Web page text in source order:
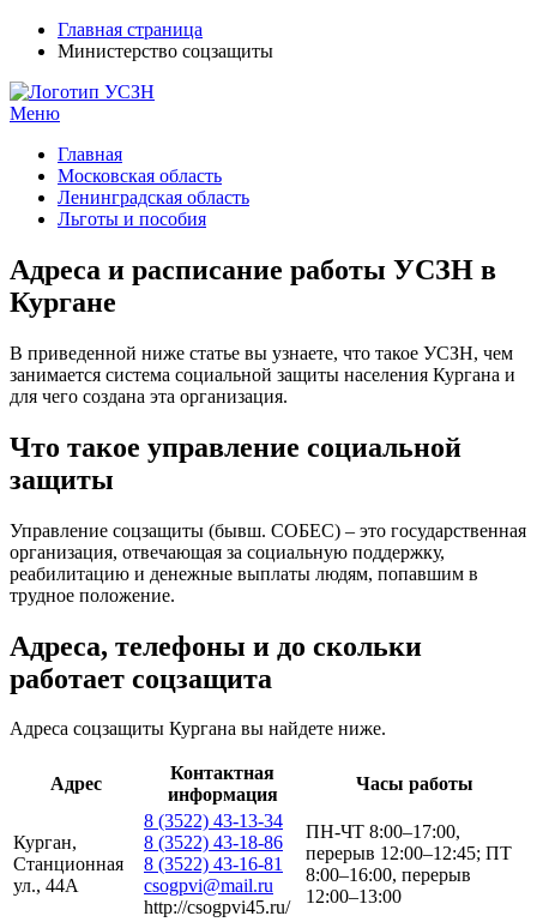
Главная страница
Министерство соцзащиты
Меню
Главная
Московская область
Ленинградская область
Льготы и пособия
Адреса и расписание работы УСЗН в
Кургане
В приведенной ниже статье вы узнаете, что такое УСЗН, чем
занимается система социальной защиты населения Кургана и
для чего создана эта организация.
Что такое управление социальной
защиты
Управление соцзащиты (бывш. СОБЕС) – это государственная
организация, отвечающая за социальную поддержку,
реабилитацию и денежные выплаты людям, попавшим в
трудное положение.
Адреса, телефоны и до скольки
работает соцзащита
Адреса соцзащиты Кургана вы найдете ниже.
Адрес
Контактная
информация
Часы работы
Курган,
Станционная
ул., 44А
8 (3522) 43-13-34
8 (3522) 43-18-86
8 (3522) 43-16-81
csogpvi@mail.ru
http://csogpvi45.ru/
ПН-ЧТ 8:00–17:00,
перерыв 12:00–12:45; ПТ
8:00–16:00, перерыв
12:00–13:00